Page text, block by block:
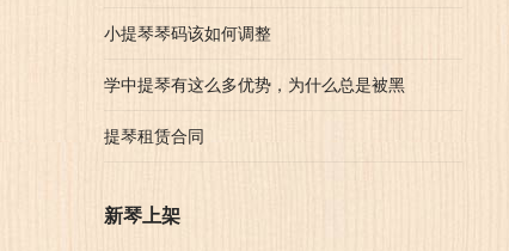
小提琴琴码该如何调整
学中提琴有这么多优势，为什么总是被黑
提琴租赁合同
新琴上架